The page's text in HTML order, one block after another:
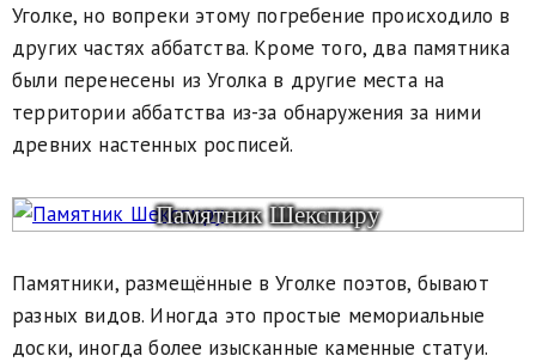
Уголке, но вопреки этому погребение происходило в
других частях аббатства. Кроме того, два памятника
были перенесены из Уголка в другие места на
территории аббатства из-за обнаружения за ними
древних настенных росписей.
Памятник Шекспиру
Памятники, размещённые в Уголке поэтов, бывают
разных видов. Иногда это простые мемориальные
доски, иногда более изысканные каменные статуи.